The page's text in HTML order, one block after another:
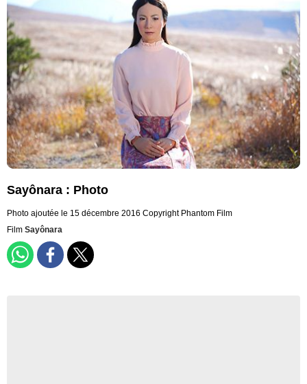
Sayônara : Photo
Photo ajoutée le 15 décembre 2016 Copyright Phantom Film
Film Sayônara